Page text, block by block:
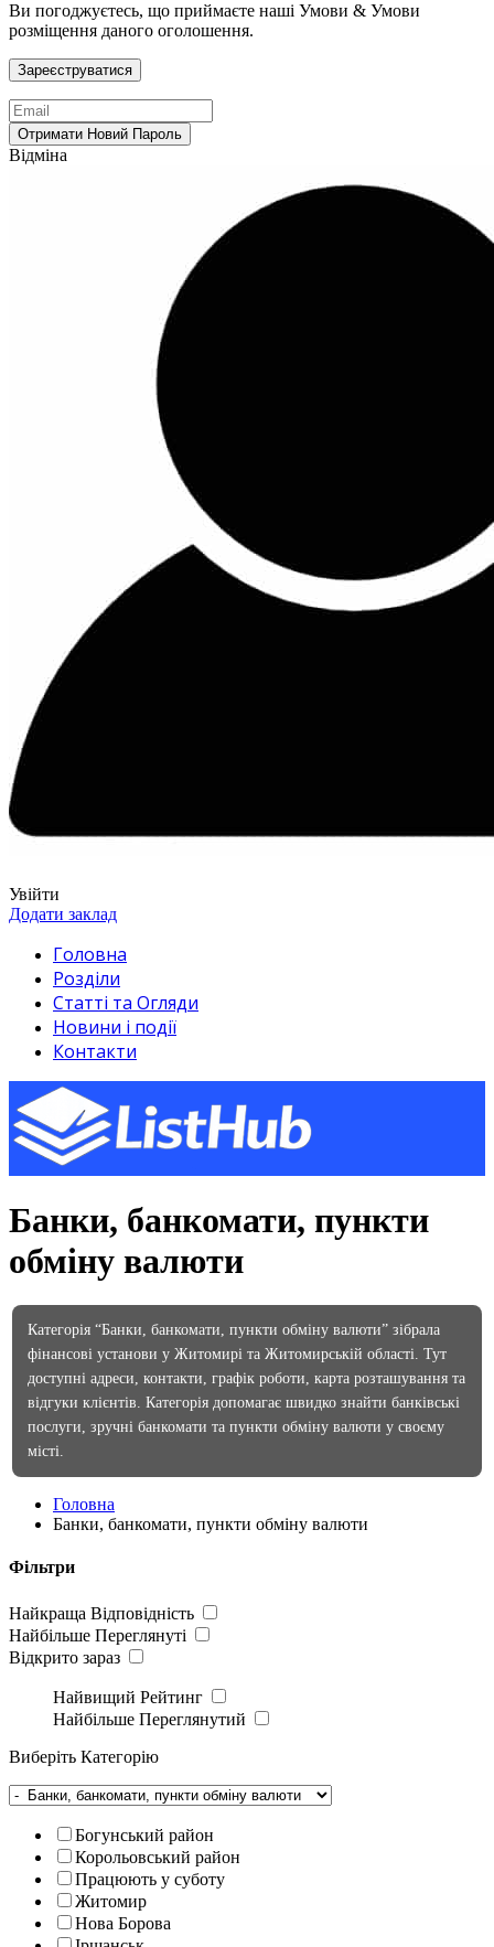
Ви погоджуєтесь, що приймаєте наші Умови & Умови
розміщення даного оголошення.
Відміна
Увійти
Додати заклад
Головна
Розділи
Статті та Огляди
Новини і події
Контакти
Банки, банкомати, пункти
обміну валюти
Категорія “Банки, банкомати, пункти обміну валюти” зібрала
фінансові установи у Житомирі та Житомирській області. Тут
доступні адреси, контакти, графік роботи, карта розташування та
відгуки клієнтів. Категорія допомагає швидко знайти банківські
послуги, зручні банкомати та пункти обміну валюти у своєму
місті.
Головна
Банки, банкомати, пункти обміну валюти
Фільтри
Найкраща Відповідність
Найбільше Переглянуті
Відкрито зараз
Найвищий Рейтинг
Найбільше Переглянутий
Виберіть Категорію
Богунський район
Корольовський район
Працюють у суботу
Житомир
Нова Борова